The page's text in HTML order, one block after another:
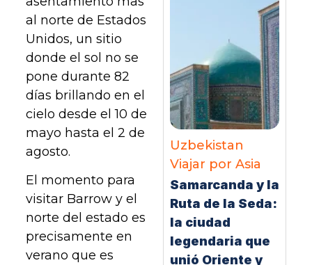
al norte de Estados
Unidos, un sitio
donde el sol no se
pone durante 82
días brillando en el
cielo desde el 10 de
mayo hasta el 2 de
agosto.
El momento para
visitar Barrow y el
norte del estado es
precisamente en
verano que es
Uzbekistan
Viajar por Asia
Samarcanda y la
Ruta de la Seda:
la ciudad
legendaria que
unió Oriente y